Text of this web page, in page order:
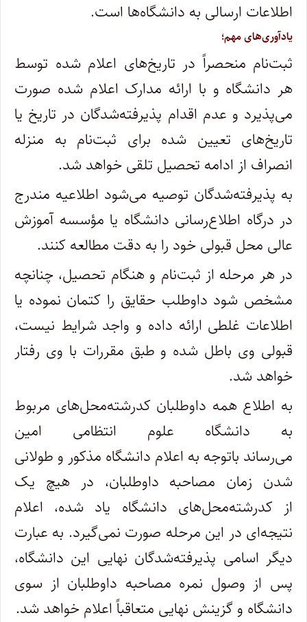
اطلاعات ارسالی به دانشگاه‌ها است.
یادآوری‌های مهم؛
ثبت‌نام منحصراً در تاریخ‌های اعلام شده توسط
هر دانشگاه و با ارائه مدارک اعلام شده صورت
می‌پذیرد و عدم اقدام پذیرفته‌شدگان در تاریخ یا
تاریخ‌های تعیین شده برای ثبت‌نام به منزله
انصراف از ادامه تحصیل تلقی خواهد شد.
به پذیرفته‌شدگان توصیه می‌شود اطلاعیه مندرج
در درگاه اطلاع‌رسانی دانشگاه یا مؤسسه آموزش
عالی محل قبولی خود را به دقت مطالعه کنند.
در هر مرحله از ثبت‌نام‌ و هنگام‌ تحصیل‌، چنانچه‌
مشخص‌ شود داوطلب حقایق‌ را کتمان‌ نموده‌ یا
اطلاعات غلطی ارائه داده و واجد شرایط نیست،
قبولی‌ وی باطل شده‌ و طبق‌ مقررات‌ با وی‌ رفتار
خواهد شد.
به اطلاع همه داوطلبان کدرشته‌محل‌های مربوط
به دانشگاه علوم انتظامی امین
می‌رساند باتوجه به اعلام دانشگاه مذکور و طولانی
شدن زمان مصاحبه داوطلبان، در هیچ یک
از کدرشته‌محل‌های دانشگاه یاد شده، اعلام
نتیجه‌ای در این مرحله صورت نمی‌گیرد. به عبارت
دیگر اسامی پذیرفته‌شدگان نهایی این دانشگاه،
پس از وصول نمره مصاحبه داوطلبان از سوی
دانشگاه و گزینش نهایی متعاقباً اعلام خواهد شد.